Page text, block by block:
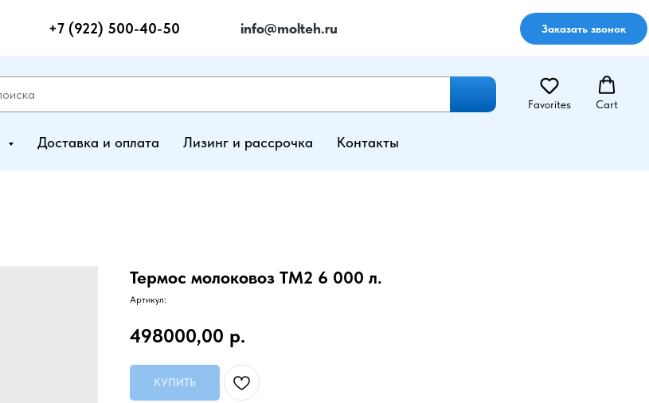
+7 (922) 500-40-50 info@molteh.ru Заказать звонок
Favorites Cart
Доставка и оплата Лизинг и рассрочка Контакты
Термос молоковоз ТМ2 6 000 л.
Артикул:
498000,00 р.
КУПИТЬ